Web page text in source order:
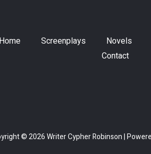
Screenplays Novels
Contact
© 2026 Writer Cypher Robinson |